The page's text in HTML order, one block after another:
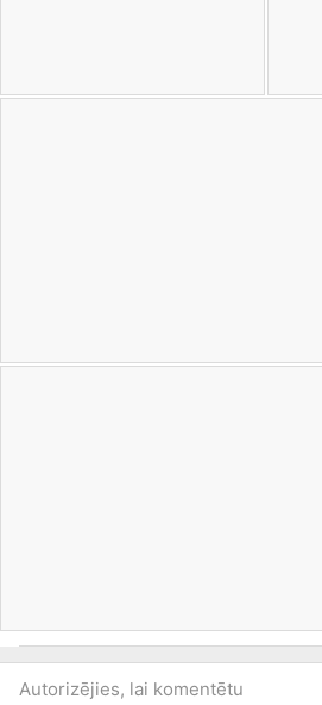
Autorizējies, lai komentētu